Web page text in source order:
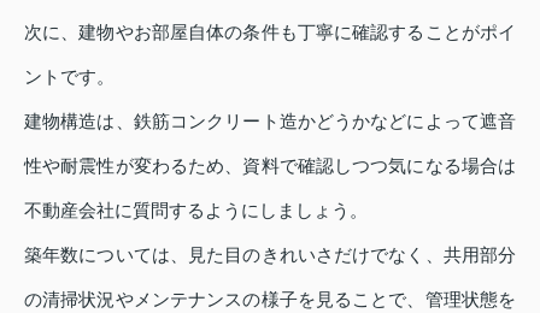
次に、建物やお部屋自体の条件も丁寧に確認することがポイ
ントです。
建物構造は、鉄筋コンクリート造かどうかなどによって遮音
性や耐震性が変わるため、資料で確認しつつ気になる場合は
不動産会社に質問するようにしましょう。
築年数については、見た目のきれいさだけでなく、共用部分
の清掃状況やメンテナンスの様子を見ることで、管理状態を